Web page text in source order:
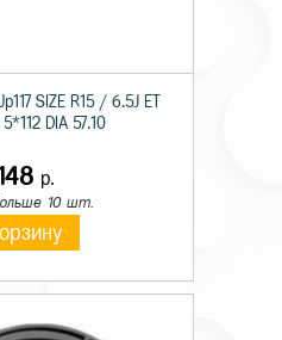
SIZE R15 / 6.5J ET
DIA 57.10
р.
10 шт.